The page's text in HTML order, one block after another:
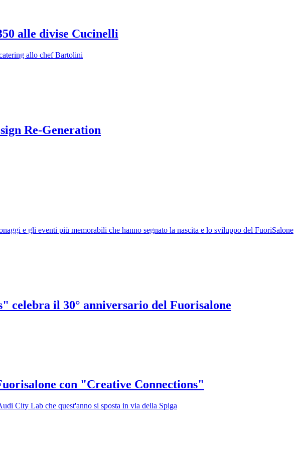
alle divise Cucinelli
allo chef Bartolini
Re-Generation
e gli eventi più memorabili che hanno segnato la nascita e lo sviluppo del FuoriSalone
celebra il 30° anniversario del Fuorisalone
con "Creative Connections"
City Lab che quest'anno si sposta in via della Spiga